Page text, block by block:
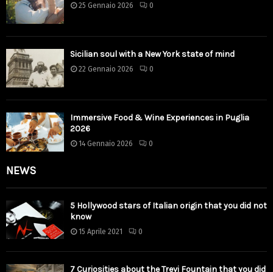
25 Gennaio 2026 0
Sicilian soul with a New York state of mind
22 Gennaio 2026 0
Immersive Food & Wine Experiences in Puglia
2026
14 Gennaio 2026 0
NEWS
5 Hollywood stars of Italian origin that you did not
know
15 Aprile 2021 0
7 Curiosities about the Trevi Fountain that you did